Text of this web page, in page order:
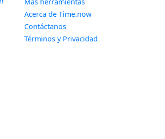
Acerca de Time.now
Contáctanos
Términos y Privacidad